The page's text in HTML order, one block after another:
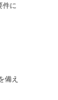
件に
備え